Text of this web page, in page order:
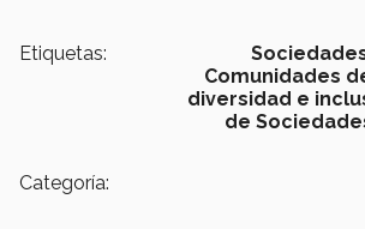
Etiquetas:
Comunidades
diversidad e
de
Categoría: